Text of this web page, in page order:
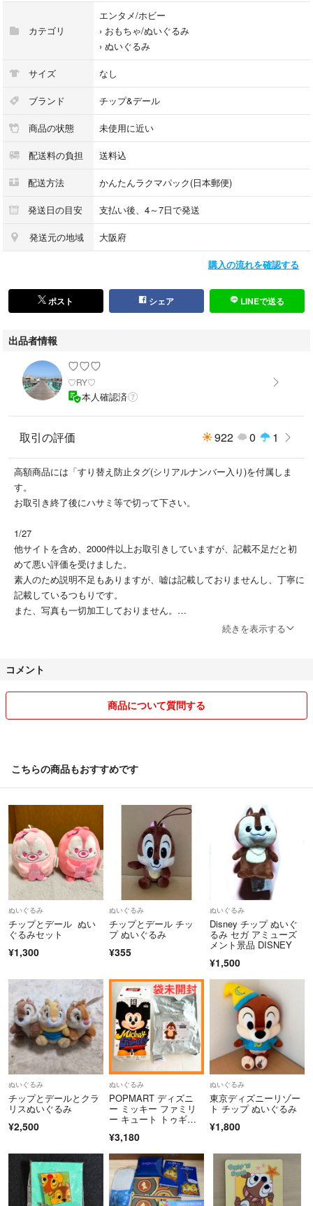
- 色: 茶色、クリーム色、黄色
カテゴリ
エンタメ/ホビー
› おもちゃ/ぬいぐるみ
› ぬいぐるみ
サイズ なし
ブランド チップ&デール
商品の状態 未使用に近い
配送料の負担 送料込
配送方法 かんたんラクマパック(日本郵便)
発送日の目安 支払い後、4～7日で発送
発送元の地域 大阪府
購入の流れを確認する
ポスト シェア LINEで送る
出品者情報
♡♡♡
♡RY♡
本人確認済
取引の評価 922 0 1
高額商品には「すり替え防止タグ(シリアルナンバー入り)を付属しま
す。
お取引き終了後にハサミ等で切って下さい。
1/27
他サイトを含め、2000件以上お取引きしていますが、記載不足だと初
めて悪い評価を受けました。
素人のため説明不足もありますが、嘘は記載しておりませんし、丁寧に
記載しているつもりです。
また、写真も一切加工しておりません。
ご心配でしたら正規店にて新品をお買い求め下さい！！
全商品申請ありにしているため、クーポンをご利用の方等、ギリギリに
⚠️コメ逃げ、悪い評価が多い方、購入申請許可後のキャンセル、スムー
ズにお取り引き出来なかった方、転載されている方、非常識な値下げ依
ご覧いただき有難うございます✨
出来る限り低価格で出品しております。
※「値下げ不可」と記載がある商品の価格交渉は行いません。コメント
は削除し、読んでいただけてないとみなしブロックさせていただきま
す！
※1000円以下の物は値下げ不可
お取り置き、着画は行いませんm(__)m
いただいたコメントは、当日中にご連絡がなかったり、不要になった時
点で削除させていただきます。
不明な点、質問等ありましたら、必ず購入前に宜しくお願いしますm(_
_)m
全ての商品を購入申請ありにしております。
言申請の場合、承認致しませんm(_ _)m
⚠️悪い評価が複数ある方とのお取引はお断りします
続きを表示する
コメント
商品について質問する
こちらの商品もおすすめです
ぬいぐるみ
チップとデール ぬい
ぐるみセット
¥1,300
ぬいぐるみ
チップとデール チッ
プ ぬいぐるみ
¥355
ぬいぐるみ
Disney チップ ぬいぐ
るみ セガ アミューズ
メント景品 DISNEY
¥1,500
ぬいぐるみ
チップとデールとクラ
リスぬいぐるみ
¥2,500
ぬいぐるみ
POPMART ディズニ
ー ミッキー ファミリ
ー キュート トゥギャ
¥3,180
ぬいぐるみ
東京ディズニーリゾー
ト チップ ぬいぐるみ
¥1,800